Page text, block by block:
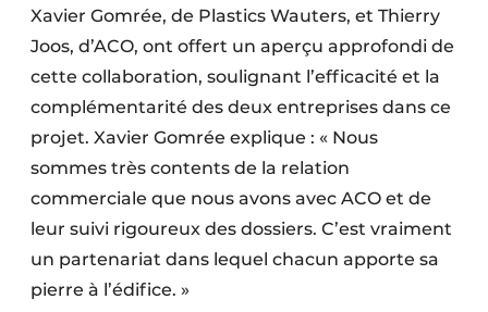
Sécurité incendie
Software
Techniques ferroviaires
Travaux ferroviaires
Xavier Gomrée, de Plastics Wauters, et Thierry
Joos, d’ACO, ont offert un aperçu approfondi de
cette collaboration, soulignant l’efficacité et la
complémentarité des deux entreprises dans ce
projet. Xavier Gomrée explique : « Nous
sommes très contents de la relation
commerciale que nous avons avec ACO et de
leur suivi rigoureux des dossiers. C’est vraiment
un partenariat dans lequel chacun apporte sa
pierre à l’édifice. »